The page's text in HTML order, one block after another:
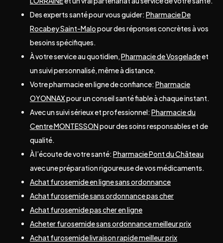
Des experts santé pour vous guider: Pharmacie De
Rocabey Saint-Malopour des réponses concrètes à vos
besoins spécifiques.
À votre service au quotidien,Pharmacie de Vosgeladeet
un suivi personnalisé, même à distance.
Votre pharmacie en ligne de confiance: Pharmacie
OYONNAXpour un conseil santé fiable à chaque instant.
Avec un suivi sérieux et professionnel: Pharmacie du
Centre MONTESSONpour des soins responsables et de
qualité.
À l’écoute de votre santé: Pharmacie Pont du Château
avec une préparation rigoureuse de vos médicaments.
Achat furosemide en ligne sans ordonnance
Achat furosemide sans ordonnance pas cher
Achat furosemide pas cher en ligne
Acheter furosemide sans ordonnance meilleur prix
Achat furosemide livraison rapide meilleur prix